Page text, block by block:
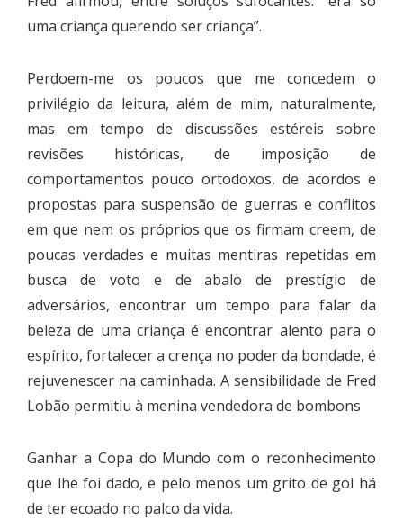
uma criança querendo ser criança”.
Perdoem-me os poucos que me concedem o
privilégio da leitura, além de mim, naturalmente,
mas em tempo de discussões estéreis sobre
revisões históricas, de imposição de
comportamentos pouco ortodoxos, de acordos e
propostas para suspensão de guerras e conflitos
em que nem os próprios que os firmam creem, de
poucas verdades e muitas mentiras repetidas em
busca de voto e de abalo de prestígio de
adversários, encontrar um tempo para falar da
beleza de uma criança é encontrar alento para o
espírito, fortalecer a crença no poder da bondade, é
rejuvenescer na caminhada. A sensibilidade de Fred
Lobão permitiu à menina vendedora de bombons
Ganhar a Copa do Mundo com o reconhecimento
que lhe foi dado, e pelo menos um grito de gol há
de ter ecoado no palco da vida.